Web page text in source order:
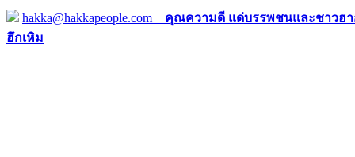
hakka@hakkapeople.com คุณความดี แด่บรรพชนและชาวฮ
ฮึกเหิม